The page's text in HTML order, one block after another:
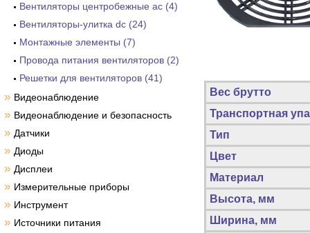
Вентиляторы центробежные ac (4)
Вентиляторы-улитка dc (24)
Монтажные элементы (7)
Провода питания вентиляторов (2)
Решетки для вентиляторов (41)
» Видеонаблюдение
» Видеонаблюдение и безопасность
» Датчики
» Диоды
» Дисплеи
» Измерительные приборы
» Инструмент
» Источники питания
Вес брутто
Транспортная
Тип
Цвет
Материал
Высота, мм
Ширина, мм